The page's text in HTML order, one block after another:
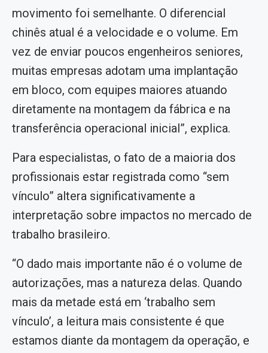
movimento foi semelhante. O diferencial
chinês atual é a velocidade e o volume. Em
vez de enviar poucos engenheiros seniores,
muitas empresas adotam uma implantação
em bloco, com equipes maiores atuando
diretamente na montagem da fábrica e na
transferência operacional inicial”, explica.
Para especialistas, o fato de a maioria dos
profissionais estar registrada como “sem
vínculo” altera significativamente a
interpretação sobre impactos no mercado de
trabalho brasileiro.
“O dado mais importante não é o volume de
autorizações, mas a natureza delas. Quando
mais da metade está em ‘trabalho sem
vínculo’, a leitura mais consistente é que
estamos diante da montagem da operação, e